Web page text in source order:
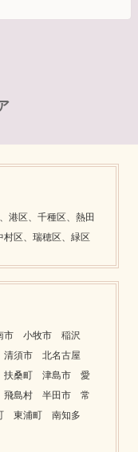
港区、千種区、熱田
村区、瑞穂区、緑区
市 小牧市 稲沢
須市 北名古屋
桑町 津島市 愛
島村 半田市 常
東浦町 南知多